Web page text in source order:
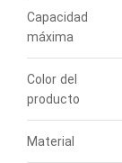
Capacidad
máxima
Color del
producto
Material